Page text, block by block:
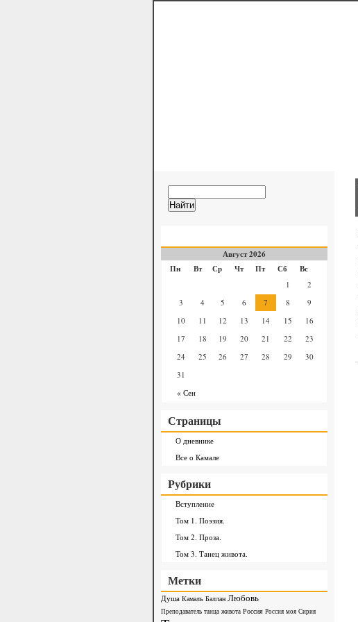
Август 2026
Пн
Вт Ср Чт Пт Сб Вс
« Сен
1
2
3
4 5 6 7 8
9
10
11 12 13 14 15
16
17
18 19 20 21 22
23
24
25 26 27 28 29
30
31
Страницы
О дневнике
Все о Камале
Рубрики
Вступление
Том 1. Поэзия.
Том 2. Проза.
Том 3. Танец живота.
Метки
Душа Камаль Баллан Любовь
Преподаватель танца живота Россия Россия моя Сирия